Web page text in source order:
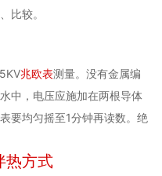
比较。
兆欧表测量。没有金属编
中，电压应施加在两根导体
要均匀摇至1分钟再读数。绝
热方式